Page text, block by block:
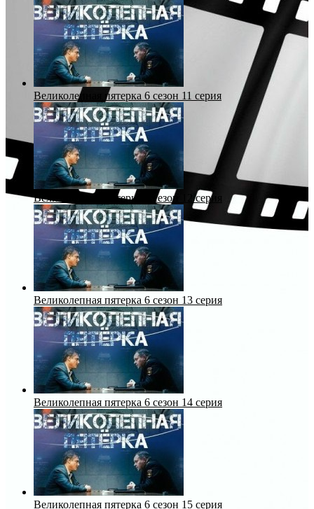
Великолепная пятерка 6 сезон 11 серия
Великолепная пятерка 6 сезон 12 серия
Великолепная пятерка 6 сезон 13 серия
Великолепная пятерка 6 сезон 14 серия
Великолепная пятерка 6 сезон 15 серия